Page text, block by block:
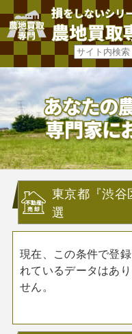
東京都『渋谷
選
現在、この条件で登録
れているデータはあり
せん。